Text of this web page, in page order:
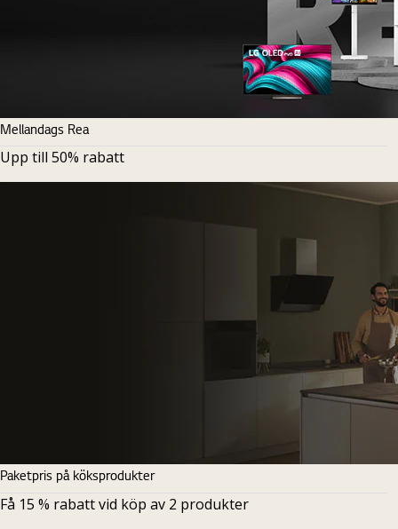
Mellandags Rea
Upp till 50% rabatt
Paketpris på köksprodukter
Få 15 % rabatt vid köp av 2 produkter